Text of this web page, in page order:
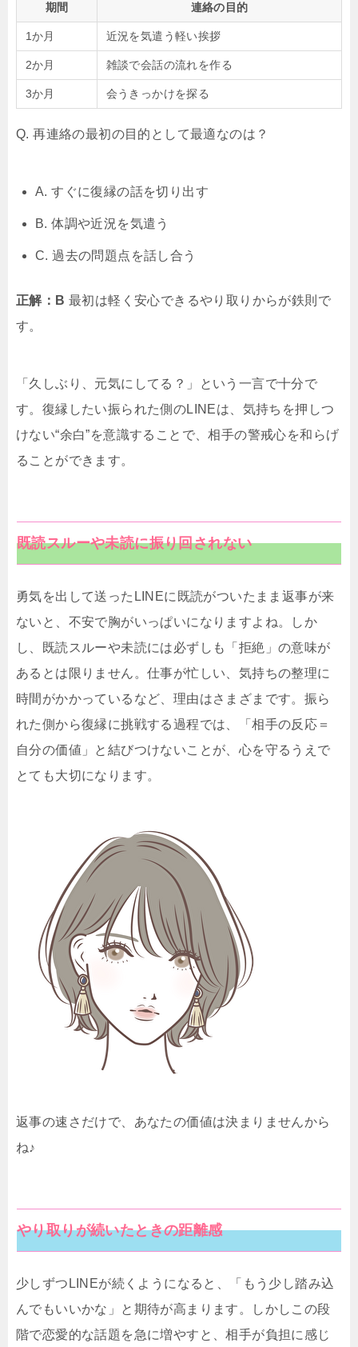
期間 連絡の目的
1か月 近況を気遣う軽い挨拶
2か月 雑談で会話の流れを作る
3か月 会うきっかけを探る
Q. 再連絡の最初の目的として最適なのは？
A. すぐに復縁の話を切り出す
B. 体調や近況を気遣う
C. 過去の問題点を話し合う
正解：B 最初は軽く安心できるやり取りからが鉄則で
す。
「久しぶり、元気にしてる？」という一言で十分で
す。復縁したい振られた側のLINEは、気持ちを押しつ
けない“余白”を意識することで、相手の警戒心を和らげ
ることができます。
既読スルーや未読に振り回されない
勇気を出して送ったLINEに既読がついたまま返事が来
ないと、不安で胸がいっぱいになりますよね。しか
し、既読スルーや未読には必ずしも「拒絶」の意味が
あるとは限りません。仕事が忙しい、気持ちの整理に
時間がかかっているなど、理由はさまざまです。振ら
れた側から復縁に挑戦する過程では、「相手の反応＝
自分の価値」と結びつけないことが、心を守るうえで
とても大切になります。
返事の速さだけで、あなたの価値は決まりませんから
ね♪
やり取りが続いたときの距離感
少しずつLINEが続くようになると、「もう少し踏み込
んでもいいかな」と期待が高まります。しかしこの段
階で恋愛的な話題を急に増やすと、相手が負担に感じ